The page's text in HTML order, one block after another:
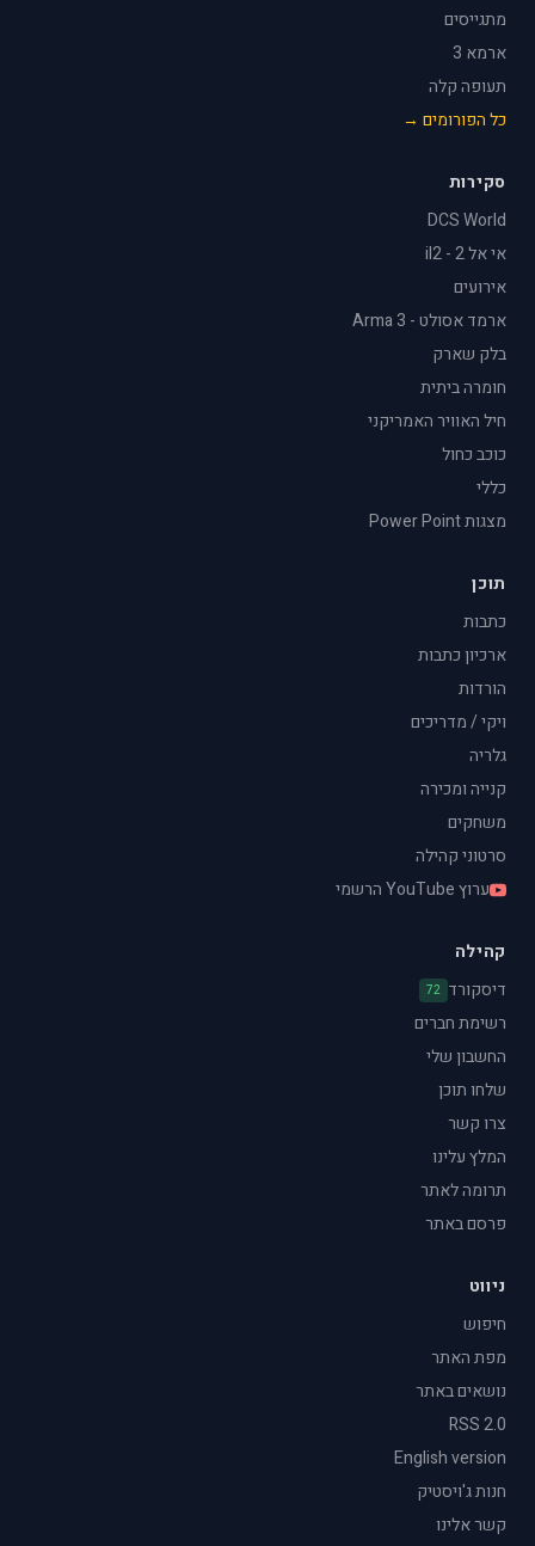
מתגייסים
ארמא 3
תעופה קלה
כל הפורומים →
סקירות
DCS World
אי אל 2 - il2
אירועים
ארמד אסולט - Arma 3
בלק שארק
חומרה ביתית
חיל האוויר האמריקני
כוכב כחול
כללי
מצגות Power Point
תוכן
כתבות
ארכיון כתבות
הורדות
ויקי / מדריכים
גלריה
קנייה ומכירה
משחקים
סרטוני קהילה
ערוץ YouTube הרשמי
קהילה
דיסקורד 72
רשימת חברים
החשבון שלי
שלחו תוכן
צרו קשר
המלץ עלינו
תרומה לאתר
פרסם באתר
ניווט
חיפוש
מפת האתר
נושאים באתר
RSS 2.0
English version
חנות ג'ויסטיק
קשר אלינו